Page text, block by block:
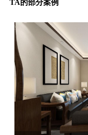
TA的部分案例